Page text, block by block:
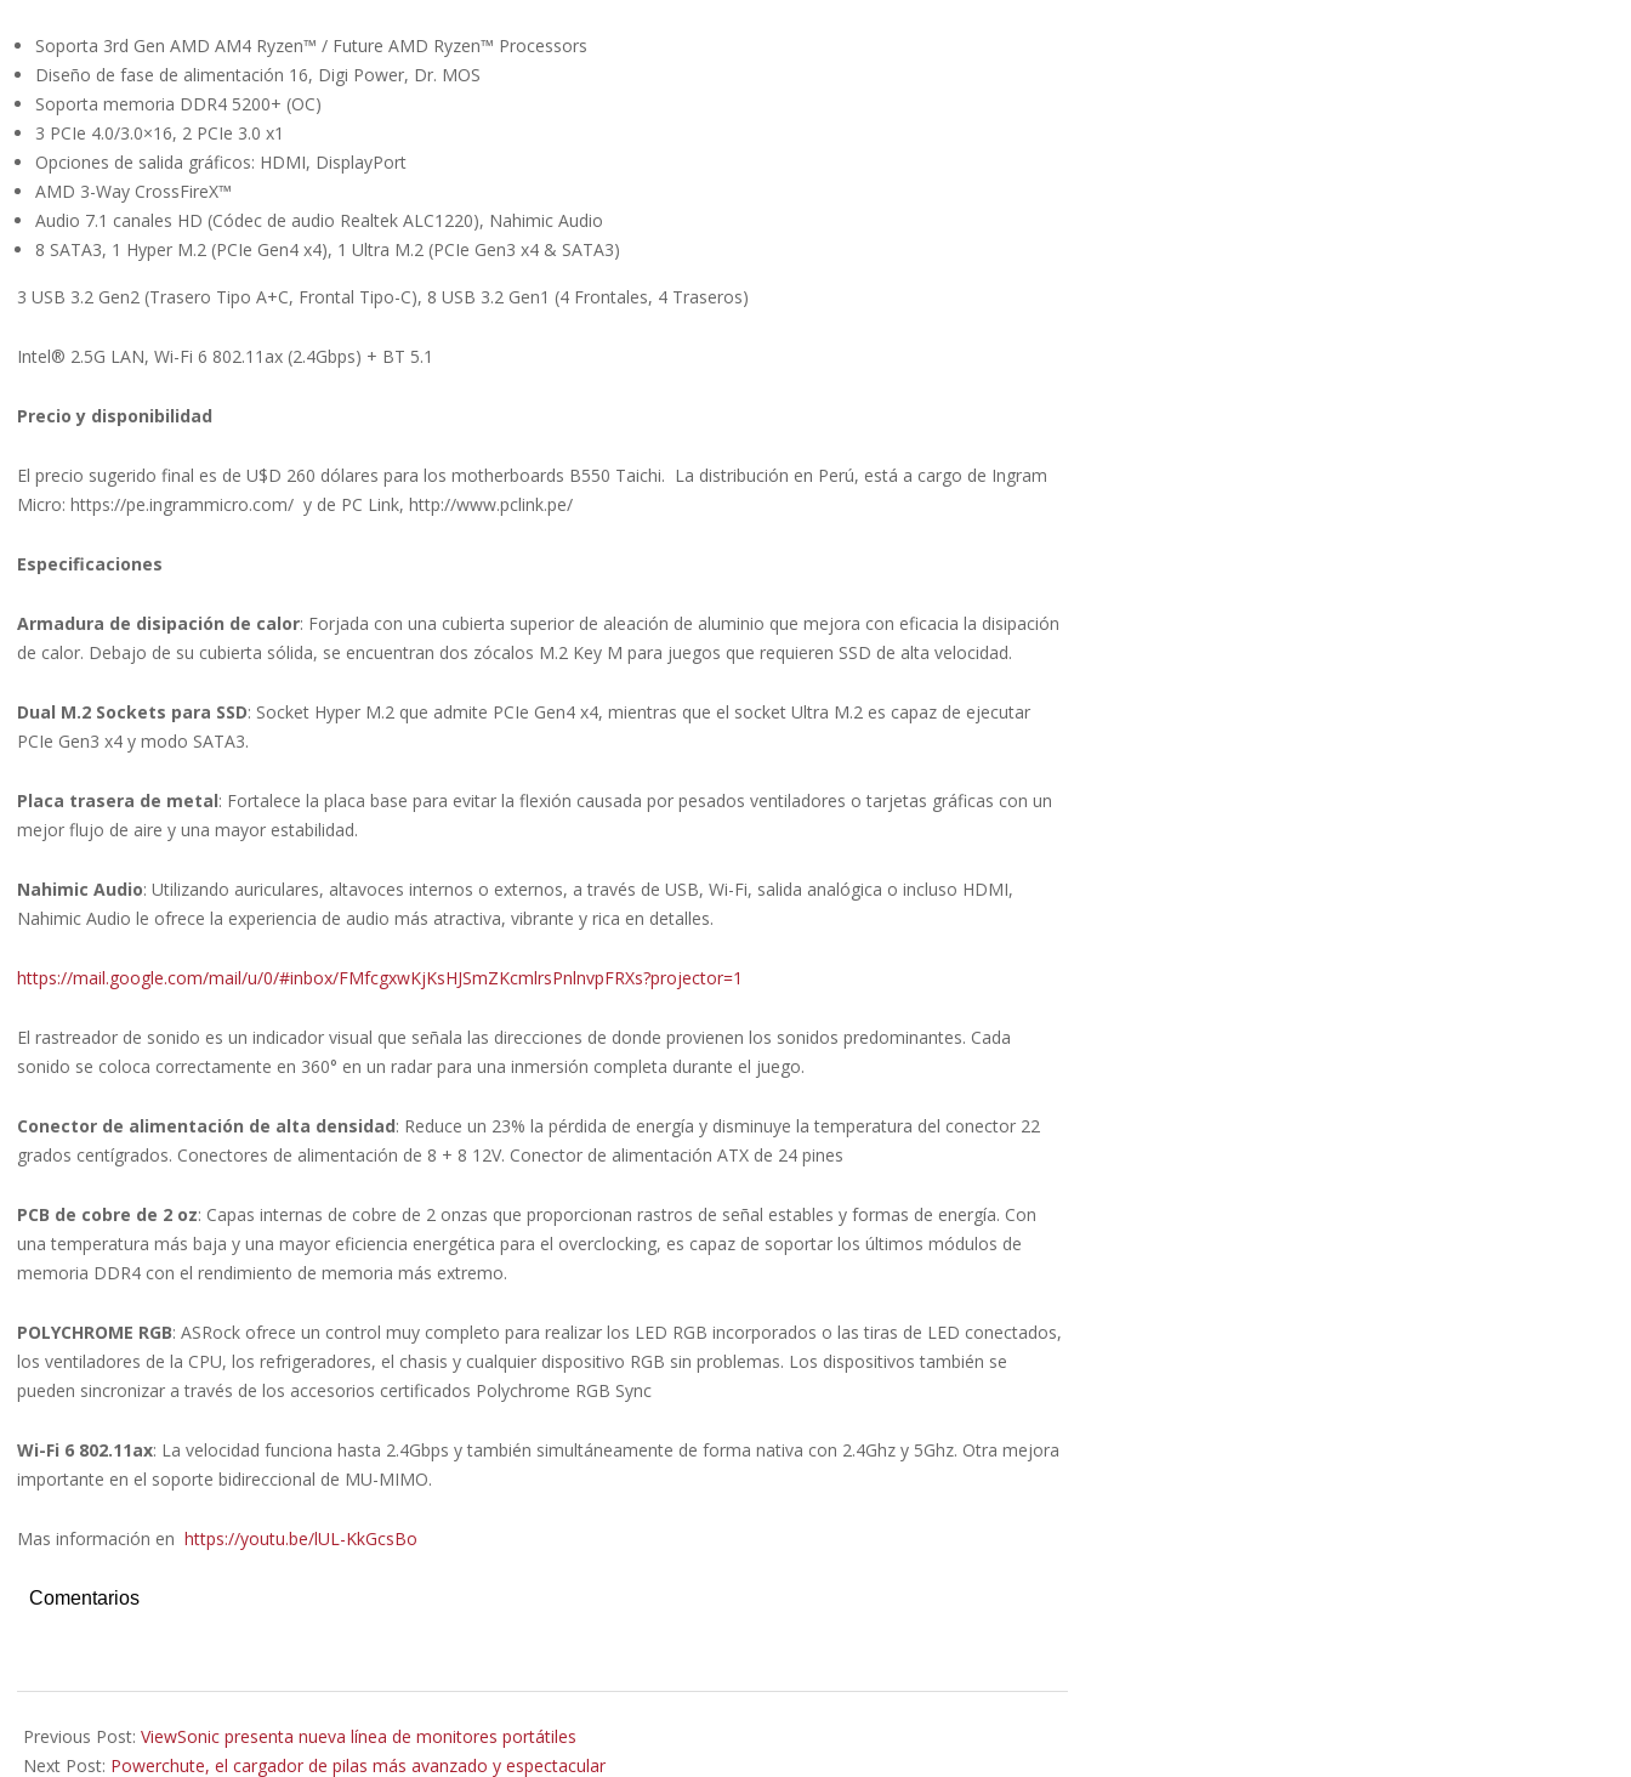
Soporta 3rd Gen AMD AM4 Ryzen™ / Future AMD Ryzen™ Processors
Diseño de fase de alimentación 16, Digi Power, Dr. MOS
Soporta memoria DDR4 5200+ (OC)
3 PCIe 4.0/3.0×16, 2 PCIe 3.0 x1
Opciones de salida gráficos: HDMI, DisplayPort
AMD 3-Way CrossFireX™
Audio 7.1 canales HD (Códec de audio Realtek ALC1220), Nahimic Audio
8 SATA3, 1 Hyper M.2 (PCIe Gen4 x4), 1 Ultra M.2 (PCIe Gen3 x4 & SATA3)
3 USB 3.2 Gen2 (Trasero Tipo A+C, Frontal Tipo-C), 8 USB 3.2 Gen1 (4 Frontales, 4 Traseros)
Intel® 2.5G LAN, Wi-Fi 6 802.11ax (2.4Gbps) + BT 5.1
Precio y disponibilidad
El precio sugerido final es de U$D 260 dólares para los motherboards B550 Taichi. La distribución en Perú, está a cargo de Ingram
Micro: https://pe.ingrammicro.com/ y de PC Link, http://www.pclink.pe/
Especificaciones
Armadura de disipación de calor: Forjada con una cubierta superior de aleación de aluminio que mejora con eficacia la disipación
de calor. Debajo de su cubierta sólida, se encuentran dos zócalos M.2 Key M para juegos que requieren SSD de alta velocidad.
Dual M.2 Sockets para SSD: Socket Hyper M.2 que admite PCIe Gen4 x4, mientras que el socket Ultra M.2 es capaz de ejecutar
PCIe Gen3 x4 y modo SATA3.
Placa trasera de metal: Fortalece la placa base para evitar la flexión causada por pesados ventiladores o tarjetas gráficas con un
mejor flujo de aire y una mayor estabilidad.
Nahimic Audio: Utilizando auriculares, altavoces internos o externos, a través de USB, Wi-Fi, salida analógica o incluso HDMI,
Nahimic Audio le ofrece la experiencia de audio más atractiva, vibrante y rica en detalles.
https://mail.google.com/mail/u/0/#inbox/FMfcgxwKjKsHJSmZKcmlrsPnlnvpFRXs?projector=1
El rastreador de sonido es un indicador visual que señala las direcciones de donde provienen los sonidos predominantes. Cada
sonido se coloca correctamente en 360° en un radar para una inmersión completa durante el juego.
Conector de alimentación de alta densidad: Reduce un 23% la pérdida de energía y disminuye la temperatura del conector 22
grados centígrados. Conectores de alimentación de 8 + 8 12V. Conector de alimentación ATX de 24 pines
PCB de cobre de 2 oz: Capas internas de cobre de 2 onzas que proporcionan rastros de señal estables y formas de energía. Con
una temperatura más baja y una mayor eficiencia energética para el overclocking, es capaz de soportar los últimos módulos de
memoria DDR4 con el rendimiento de memoria más extremo.
POLYCHROME RGB: ASRock ofrece un control muy completo para realizar los LED RGB incorporados o las tiras de LED conectados,
los ventiladores de la CPU, los refrigeradores, el chasis y cualquier dispositivo RGB sin problemas. Los dispositivos también se
pueden sincronizar a través de los accesorios certificados Polychrome RGB Sync
Wi-Fi 6 802.11ax: La velocidad funciona hasta 2.4Gbps y también simultáneamente de forma nativa con 2.4Ghz y 5Ghz. Otra mejora
importante en el soporte bidireccional de MU-MIMO.
Mas información en https://youtu.be/lUL-KkGcsBo
Comentarios
11-
07
Previous Post: ViewSonic presenta nueva línea de monitores portátiles
Next Post: Powerchute, el cargador de pilas más avanzado y espectacular